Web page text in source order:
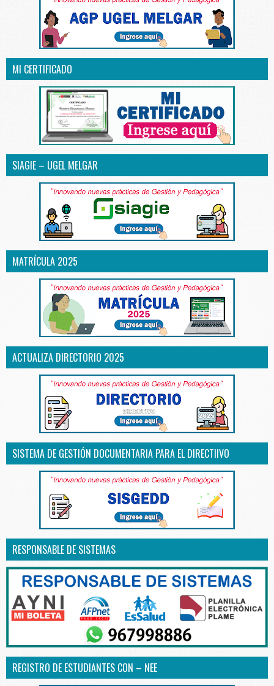
MI CERTIFICADO
SIAGIE – UGEL MELGAR
MATRÍCULA 2025
ACTUALIZA DIRECTORIO 2025
SISTEMA DE GESTIÓN DOCUMENTARIA PARA EL DIRECTIIVO
RESPONSABLE DE SISTEMAS
REGISTRO DE ESTUDIANTES CON – NEE